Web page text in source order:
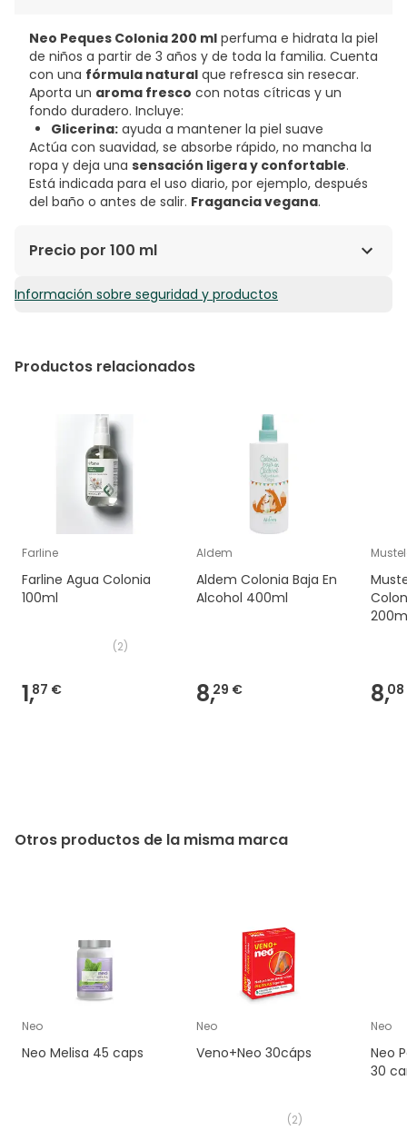
Neo Peques Colonia 200 ml perfuma e hidrata la piel
de niños a partir de 3 años y de toda la familia. Cuenta
con una fórmula natural que refresca sin resecar.
Aporta un aroma fresco con notas cítricas y un
fondo duradero. Incluye:
Glicerina: ayuda a mantener la piel suave
Actúa con suavidad, se absorbe rápido, no mancha la
ropa y deja una sensación ligera y confortable.
Está indicada para el uso diario, por ejemplo, después
del baño o antes de salir. Fragancia vegana.
Precio por 100 ml
3,20€ / 100 ml
Información sobre seguridad y productos
Productos relacionados
Farline
Farline Agua Colonia
100ml
(2)
1,87 €
Aldem
Aldem Colonia Baja En
Alcohol 400ml
8,29 € 8,
Otros productos de la misma marca
Neo
Neo Melisa 45 caps
Neo
Veno+Neo 30cáps
(2)
Neo
Neo
30